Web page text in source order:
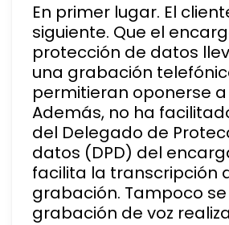
En primer lugar. El
siguiente. Que el
protección de datos
una grabación
permitieran oponerse
Además, no ha
del Delegado de
datos (DPD) del
facilita la transcripción
grabación. Tampoco
grabación de voz